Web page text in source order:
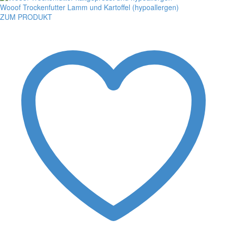
Wooof Trockenfutter Lamm und Kartoffel (hypoallergen)
ZUM PRODUKT